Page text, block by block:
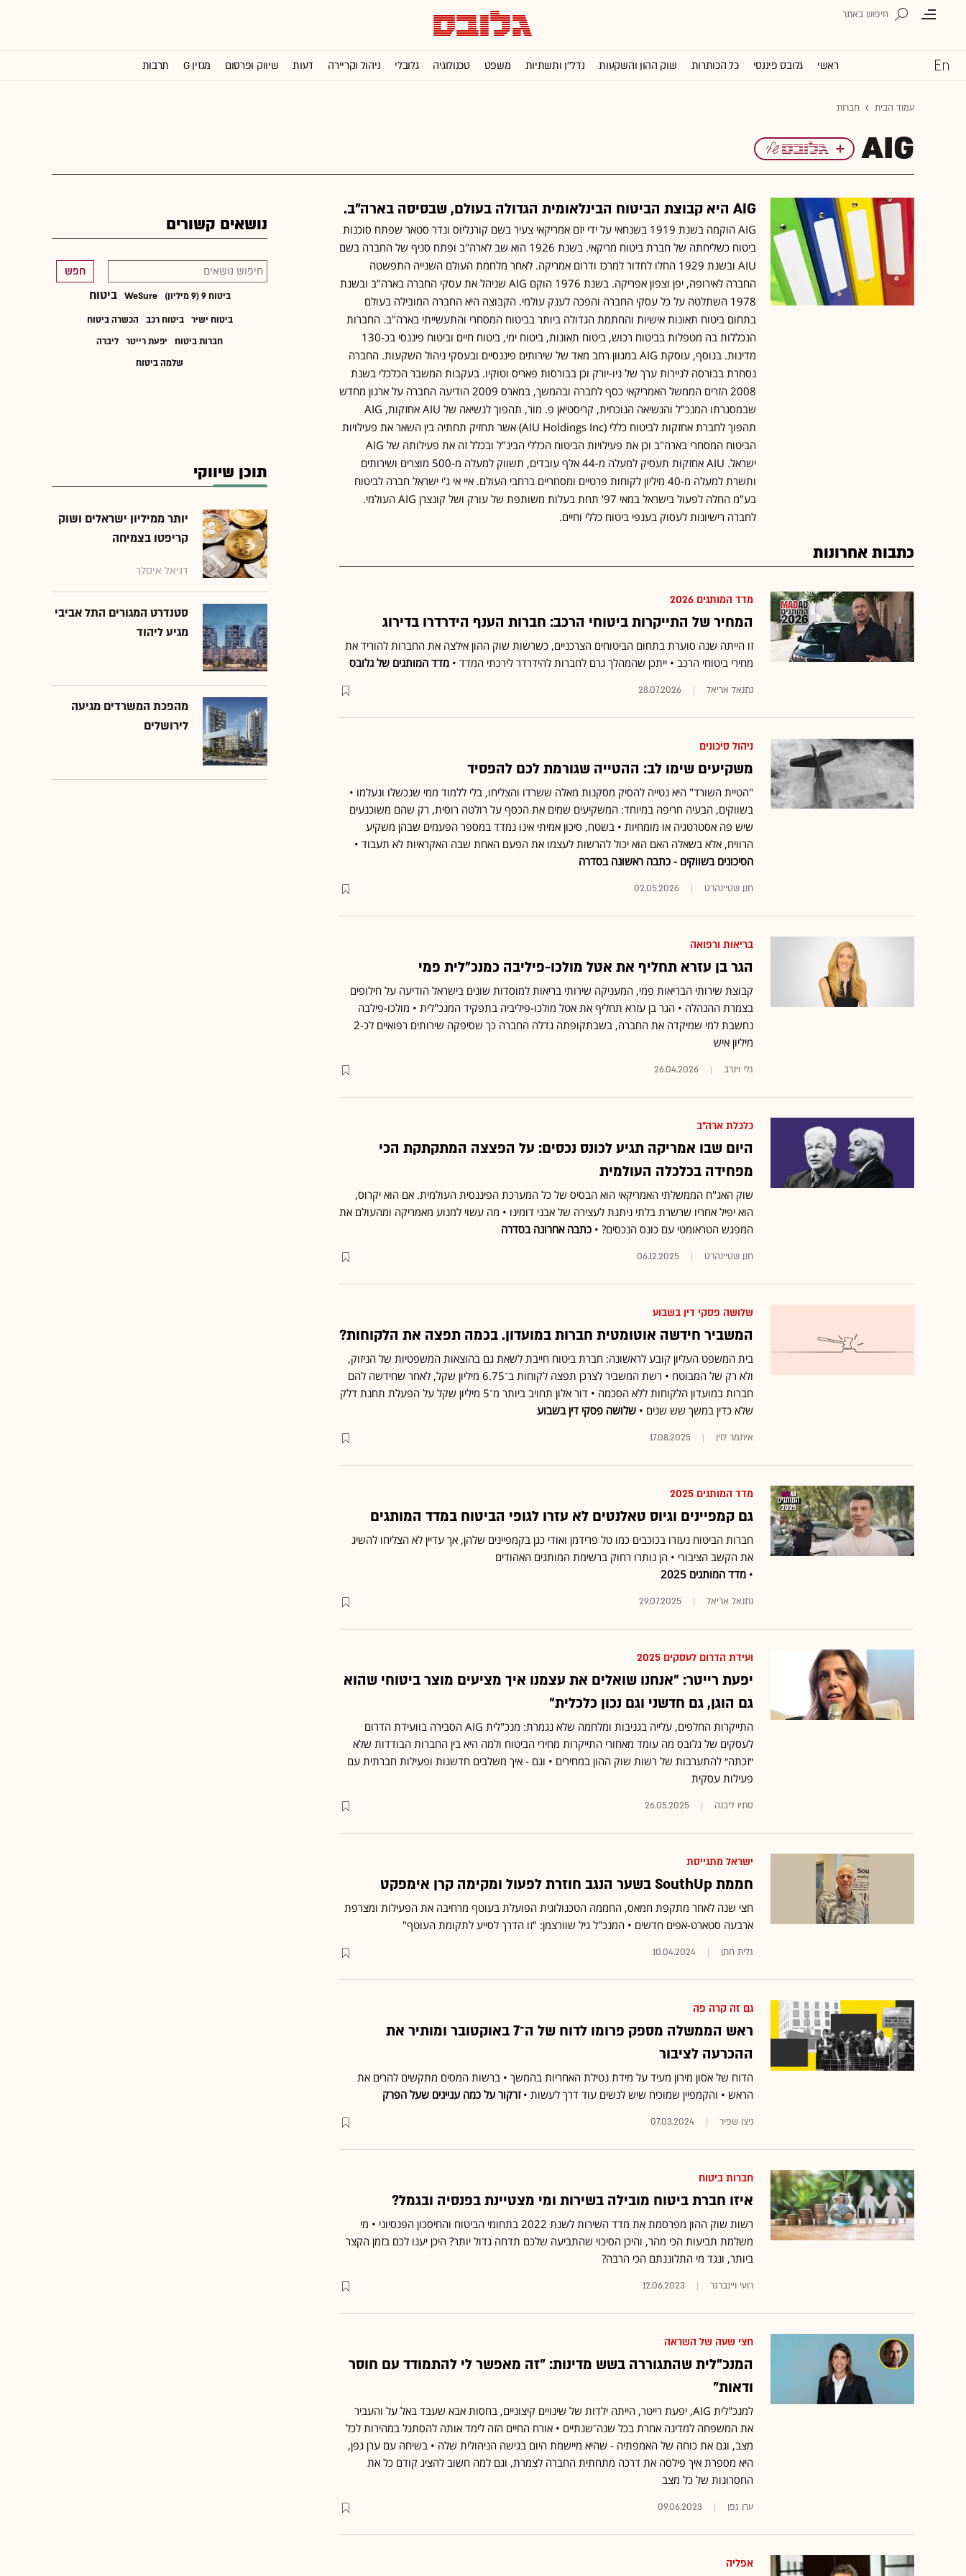
ראשי גלובס פיננסי כל הכותרות שוק ההון והשקעות נדל''ן ותשתיות משפט טכנולוגיה גלובלי ניהול וקריירה דעות שיווק ופרסום מגזין G תרבות
עמוד הבית חברות
AIG
AIG היא קבוצת הביטוח הבינלאומית הגדולה בעולם, שבסיסה בארה"ב.
AIG הוקמה בשנת 1919 בשנחאי על ידי יזם אמריקאי צעיר בשם קורנליוס ונדר סטאר שפתח סוכנות
ביטוח כשליחתה של חברת ביטוח מריקאי. בשנת 1926 הוא שב לארה"ב ופתח סניף של החברה בשם
AIU ובשנת 1929 החלו לחדור למרכז ודרום אמריקה. לאחר מלחמת העולם השנייה התפשטה
החברה לאירופה, יפן וצפון אפריקה. בשנת 1976 הוקם AIG שניהל את עסקי החברה בארה"ב ובשנת
1978 השתלטה על כל עסקי החברה והפכה לענק עולמי. הקבוצה היא החברה המובילה בעולם
בתחום ביטוח תאונות אישיות והחתמת הגדולה ביותר בביטוח המסחרי והתעשייתי בארה"ב. החברות
הנכללות בה מטפלות בביטוח רכוש, ביטוח תאונות, ביטוח ימי, ביטוח חיים וביטוח פיננסי בכ-130
מדינות. בנוסף, עוסקת AIG במגוון רחב מאד של שירותים פיננסיים ובעסקי ניהול השקעות. החברה
נסחרת בבורסה לניירות ערך של ניו-יורק וכן בבורסות פאריס וטוקיו. בעקבות המשבר הכלכלי בשנת
2008 הזרים הממשל האמריקאי כסף לחברה ובהמשך, במארס 2009 הודיעה החברה על ארגון מחדש
שבמסגרתו המנכ"ל והנשיאה הנוכחית, קריסטיאן פ. מור, תהפוך לנשיאה של AIU אחזקות, AIG
תהפוך לחברת אחזקות לביטוח כללי (AIU Holdings Inc) אשר תחזיק תחתיה בין השאר את פעילויות
הביטוח המסחרי בארה"ב וכן את פעילויות הביטוח הכללי הבינ"ל ובכלל זה את פעילותה של AIG
ישראל. AIU אחזקות תעסיק למעלה מ-44 אלף עובדים, תשווק למעלה מ-500 מוצרים ושירותים
ותשרת למעלה מ-40 מיליון לקוחות פרטיים ומסחריים ברחבי העולם. איי אי ג'י ישראל חברה לביטוח
בע"מ החלה לפעול בישראל במאי 97' תחת בעלות משותפת של עורק ושל קונצרן AIG העולמי.
לחברה רישיונות לעסוק בענפי ביטוח כללי וחיים.
כתבות אחרונות
מדד המותגים 2026
המחיר של התייקרות ביטוחי הרכב: חברות הענף הידרדרו בדירוג
זו הייתה שנה סוערת בתחום הביטוחים הצרכניים, כשרשות שוק ההון אילצה את החברות להוריד את
מחירי ביטוחי הרכב • ייתכן שהמהלך גרם לחברות להידרדר לירכתי המדד • מדד המותגים של גלובס
נתנאל אריאל 28.07.2026
ניהול סיכונים
משקיעים שימו לב: ההטייה שגורמת לכם להפסיד
"הטיית השורד" היא נטייה להסיק מסקנות מאלה ששרדו והצליחו, בלי ללמוד ממי שנכשלו ונעלמו •
בשווקים, הבעיה חריפה במיוחד: המשקיעים שמים את הכסף על רולטה רוסית, רק שהם משוכנעים
שיש פה אסטרטגיה או מומחיות • בשטח, סיכון אמיתי אינו נמדד במספר הפעמים שבהן משקיע
הרוויח, אלא בשאלה האם הוא יכול להרשות לעצמו את הפעם האחת שבה האקראיות לא תעבוד •
הסיכונים בשווקים - כתבה ראשונה בסדרה
חנן שטיינהרט 02.05.2026
בריאות ורפואה
הגר בן עזרא תחליף את אטל מולכו-פיליבה כמנכ״לית פמי
קבוצת שירותי הבריאות פמי, המעניקה שירותי בריאות למוסדות שונים בישראל הודיעה על חילופים
בצמרת ההנהלה • הגר בן עזרא תחליף את אטל מולכו-פיליביה בתפקיד המנכ"לית • מולכו-פילבה
נחשבת למי שמיקדה את החברה, בשבתקופתה גדלה החברה כך שסיפקה שירותים רפואיים לכ-2
מיליון איש
גלי וינרב 26.04.2026
כלכלת ארה"ב
היום שבו אמריקה תגיע לכונס נכסים: על הפצצה המתקתקת הכי
מפחידה בכלכלה העולמית
שוק האג"ח הממשלתי האמריקאי הוא הבסיס של כל המערכת הפיננסית העולמית. אם הוא יקרוס,
הוא יפיל אחריו שרשרת בלתי ניתנת לעצירה של אבני דומינו • מה עשוי למנוע מאמריקה ומהעולם את
המפגש הטראומטי עם כונס הנכסים? • כתבה אחרונה בסדרה
חנן שטיינהרט 06.12.2025
שלושה פסקי דין בשבוע
המשביר חידשה אוטומטית חברות במועדון. בכמה תפצה את הלקוחות?
בית המשפט העליון קובע לראשונה: חברת ביטוח חייבת לשאת גם בהוצאות המשפטיות של הניזוק,
ולא רק של המבוטח • רשת המשביר לצרכן תפצה לקוחות ב־6.75 מיליון שקל, לאחר שחידשה להם
חברות במועדון הלקוחות ללא הסכמה • דור אלון תחויב ביותר מ־5 מיליון שקל על הפעלת תחנת דלק
שלא כדין במשך שש שנים • שלושה פסקי דין בשבוע
איתמר לוין 17.08.2025
מדד המותגים 2025
גם קמפיינים וגיוס טאלנטים לא עזרו לגופי הביטוח במדד המותגים
חברות הביטוח נעזרו בכוכבים כמו טל פרידמן ואודי כגן בקמפיינים שלהן, אך עדיין לא הצליחו להשיג
את הקשב הציבורי • הן נותרו רחוק ברשימת המותגים האהודים
• מדד המותגים 2025
נתנאל אריאל 29.07.2025
ועידת הדרום לעסקים 2025
יפעת רייטר: ״אנחנו שואלים את עצמנו איך מציעים מוצר ביטוחי שהוא
גם הוגן, גם חדשני וגם נכון כלכלית״
התייקרות החלפים, עלייה בגניבות ומלחמה שלא נגמרת: מנכ"לית AIG הסבירה בוועידת הדרום
לעסקים של גלובס מה עומד מאחורי התייקרות מחירי הביטוח ולמה היא בין החברות הבודדות שלא
״זכתה״ להתערבות של רשות שוק ההון במחירים • וגם - איך משלבים חדשנות ופעילות חברתית עם
פעילות עסקית
סתיו ליבנה 26.05.2025
ישראל מתגייסת
חממת SouthUp בשער הנגב חוזרת לפעול ומקימה קרן אימפקט
חצי שנה לאחר מתקפת חמאס, החממה הטכנולוגית הפועלת בעוטף מרחיבה את הפעילות ומצרפת
ארבעה סטארט-אפים חדשים • המנכ"ל גיל שוורצמן: "זו הדרך לסייע לתקומת העוטף"
גלית חתן 10.04.2024
גם זה קרה פה
ראש הממשלה מספק פרומו לדוח של ה־7 באוקטובר ומותיר את
ההכרעה לציבור
הדוח של אסון מירון מעיד על מידת נטילת האחריות בהמשך • ברשות המסים מתקשים להרים את
הראש • והקמפיין שמוכיח שיש לנשים עוד דרך לעשות •זרקור על כמה עניינים שעל הפרק
ניצן שפיר 07.03.2024
חברות ביטוח
איזו חברת ביטוח מובילה בשירות ומי מצטיינת בפנסיה ובגמל?
רשות שוק ההון מפרסמת את מדד השירות לשנת 2022 בתחומי הביטוח והחיסכון הפנסיוני • מי
משלמת תביעות הכי מהר, והיכן הסיכוי שהתביעה שלכם תדחה גדול יותר? היכן יענו לכם בזמן הקצר
ביותר, ונגד מי התלוננתם הכי הרבה?
רועי ויינברגר 12.06.2023
חצי שעה של השראה
המנכ"לית שהתגוררה בשש מדינות: "זה מאפשר לי להתמודד עם חוסר
ודאות"
למנכ"לית AIG, יפעת רייטר, הייתה ילדות של שינויים קיצוניים, בחסות אבא שעבד באל על והעביר
את המשפחה למדינה אחרת בכל שנה־שנתיים • אורח החיים הזה לימד אותה להסתגל במהירות לכל
מצב, וגם את כוחה של האמפתיה - שהיא מיישמת היום בגישה הניהולית שלה • בשיחה עם ערן גפן,
היא מספרת איך פילסה את דרכה מתחתית החברה לצמרת, וגם למה חשוב להציג קודם כל את
החסרונות של כל מצב
ערן גפן 09.06.2023
אפליה
נושאים קשורים
חפש
ביטוח 9 (9 מיליון) WeSure ביטוח
ביטוח ישיר ביטוח רכב
הכשרה ביטוח
חברות ביטוח
יפעת רייטר
ליברה
שלמה ביטוח
תוכן שיווקי
יותר ממיליון ישראלים ושוק
קריפטו בצמיחה
דניאל איסלר
סטנדרט המגורים התל אביבי
מגיע ליהוד
מהפכת המשרדים מגיעה
לירושלים